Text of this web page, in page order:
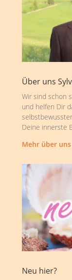
Über uns
Wir sind schon
und helfen Dir
Deine innerste
Mehr über
Neu hier?